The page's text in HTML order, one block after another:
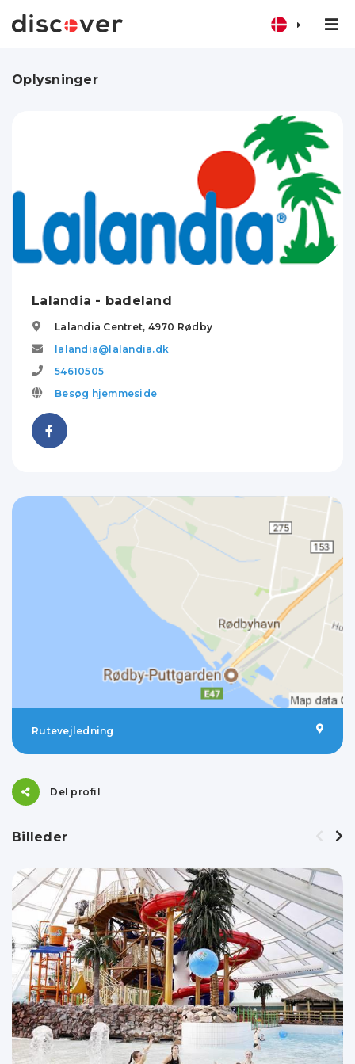
Oplysninger
Lalandia - badeland
Lalandia Centret, 4970 Rødby
lalandia@lalandia.dk
54610505
Besøg hjemmeside
Rutevejledning
Del profil
Billeder